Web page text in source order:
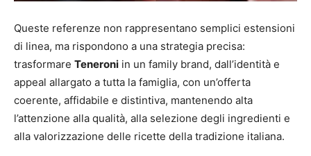
Queste referenze non rappresentano semplici estensioni
di linea, ma rispondono a una strategia precisa:
trasformare Teneroni in un family brand, dall’identità e
appeal allargato a tutta la famiglia, con un’offerta
coerente, affidabile e distintiva, mantenendo alta
l’attenzione alla qualità, alla selezione degli ingredienti e
alla valorizzazione delle ricette della tradizione italiana.